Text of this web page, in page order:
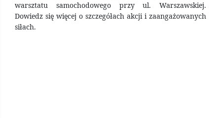
warsztatu samochodowego przy ul. Warszawskiej.
Dowiedz się więcej o szczegółach akcji i zaangażowanych
siłach.